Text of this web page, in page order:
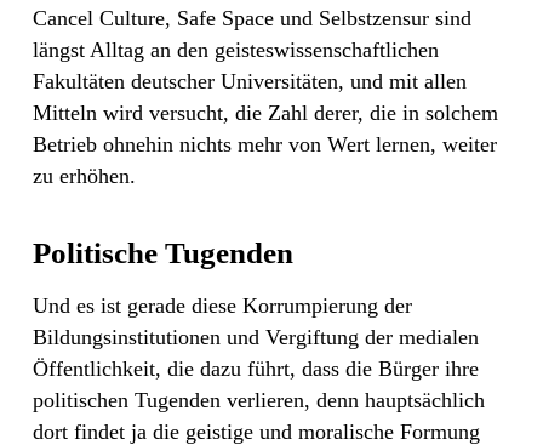
Cancel Culture, Safe Space und Selbstzensur sind
längst Alltag an den geisteswissenschaftlichen
Fakultäten deutscher Universitäten, und mit allen
Mitteln wird versucht, die Zahl derer, die in solchem
Betrieb ohnehin nichts mehr von Wert lernen, weiter
zu erhöhen.
Politische Tugenden
Und es ist gerade diese Korrumpierung der
Bildungsinstitutionen und Vergiftung der medialen
Öffentlichkeit, die dazu führt, dass die Bürger ihre
politischen Tugenden verlieren, denn hauptsächlich
dort findet ja die geistige und moralische Formung